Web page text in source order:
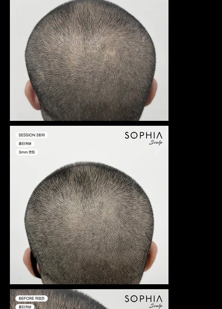
않고 깔끔
하게 점을
남긴 헤어
라인, 가르
마, 정수리,
밀도보강
강
강